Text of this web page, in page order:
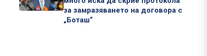
за замразяването на договора с
„Боташ“